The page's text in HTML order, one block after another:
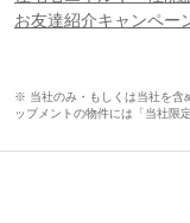
お友達紹介キャンペー
※ 当社のみ・もしくは当社を含
ップメントの物件には「当社限